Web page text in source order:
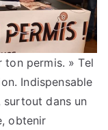
ton permis. » Tel
Indispensable
surtout dans un
obtenir